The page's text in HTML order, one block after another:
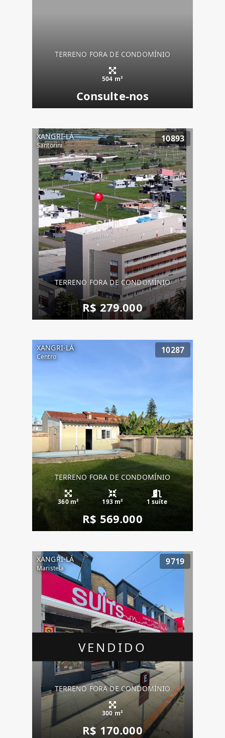
TERRENO FORA DE CONDOMÍNIO
504 m²
Consulte-nos
XANGRI-LÁ
Santorini
10893
TERRENO FORA DE CONDOMÍNIO
R$ 279.000
XANGRI-LÁ
Centro
10287
TERRENO FORA DE CONDOMÍNIO
360 m² 193 m² 1 suíte
R$ 569.000
VENDIDO
XANGRI-LÁ
Maristela
9719
TERRENO FORA DE CONDOMÍNIO
300 m²
R$ 170.000